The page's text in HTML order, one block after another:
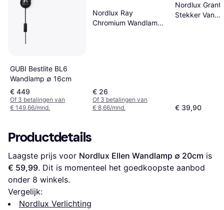
GUBI Bestlite BL6
Wandlamp ∅ 16cm
€ 449
Of 3 betalingen van
€ 149,66/mnd.
Nordlux Ray
Chromium Wandlamp
€ 26
Of 3 betalingen van
€ 8,66/mnd.
Nordlux Grant
Stekker Van
€ 39,90
Productdetails
Laagste prijs voor Nordlux Ellen Wandlamp ∅ 20cm
€ 59,99. Dit is momenteel het goedkoopste aanbod
onder 8 winkels.
Vergelijk:
Nordlux Verlichting